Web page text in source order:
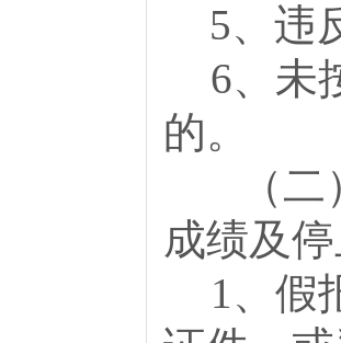
5、违
6、未
的。
（二）
成绩及
1、假